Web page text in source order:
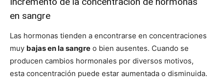
en sangre
Las hormonas tienden a encontrarse en concentraciones
muy bajas en la sangre o bien ausentes. Cuando se
producen cambios hormonales por diversos motivos,
esta concentración puede estar aumentada o disminuida.